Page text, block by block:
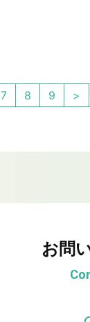
7 8 9 >
お問